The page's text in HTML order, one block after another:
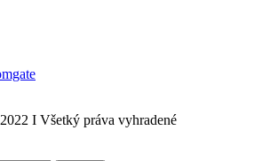
2022 I Všetký práva vyhradené